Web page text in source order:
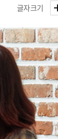
글자크기